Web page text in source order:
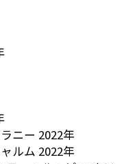
ニー 2022年
ルム 2022年